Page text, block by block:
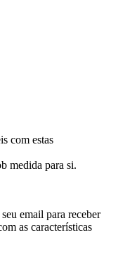
com estas
medida para si.
email para receber
as características